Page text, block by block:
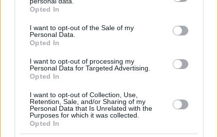
grant or deny consent to Google and its third-party tags to
use your data for below specified purposes in below Google
consent section.
Opted In
I want to opt-out of the Sale of my
Personal Data.
Opted In
I want to opt-out of processing my
Personal Data for Targeted Advertising.
Opted In
I want to opt-out of Collection, Use,
Retention, Sale, and/or Sharing of my
Personal Data that Is Unrelated with the
Purposes for which it was collected.
Opted In
λεωφορείων στον Νίγηρα
7 ηπειρώτικες πίτες: Φτιάχνουμε πλασίντα, κοθρόπιτα,
μπατσαριά, και άλλες που λατρεύουμε
09.08.2026, 01:00
Συντριβή ελικοπτέρου στο Ρίο ντε Τζανέιρο, νεκροί οι
τέσσερις επιβαίνοντες
09.08.2026, 00:59
Εκτός ελέγχου μεγάλη δασική πυρκαγιά στον Καναδά,
χιλιάδες αναγκάστηκαν να εγκαταλείψουν τις εστίες
09.08.2026, 00:42